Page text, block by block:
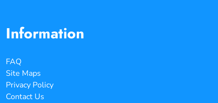
Information
FAQ
Site Maps
Privacy Policy
Contact Us